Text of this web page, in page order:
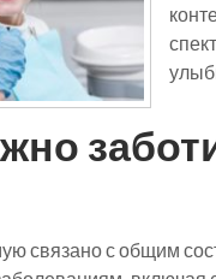
связано с общим